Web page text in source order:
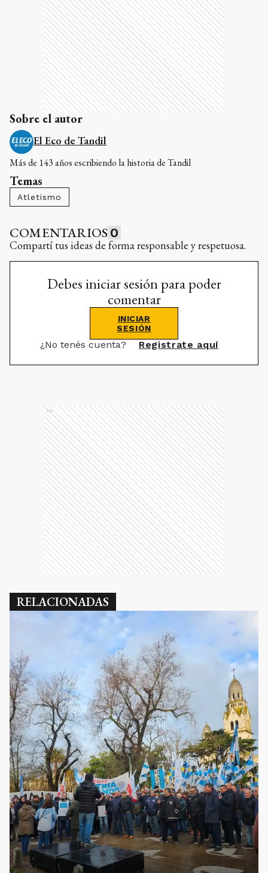
Sobre el autor
El Eco de Tandil
Más de 143 años escribiendo la historia de Tandil
Temas
Atletismo
COMENTARIOS 0
Compartí tus ideas de forma responsable y respetuosa.
Debes iniciar sesión para poder
comentar
INICIAR
SESIÓN
¿No tenés cuenta? Registrate aquí
Ads
RELACIONADAS